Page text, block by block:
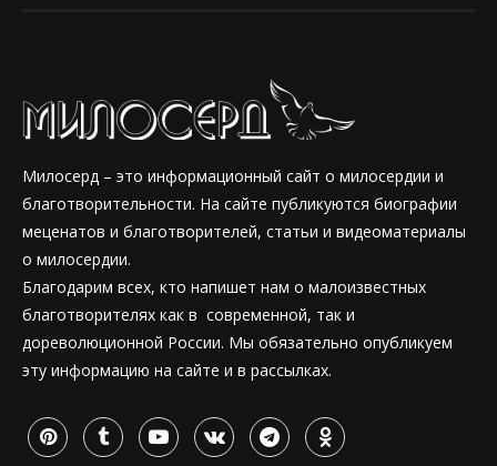
Милосерд – это информационный сайт о милосердии и
благотворительности. На сайте публикуются биографии
меценатов и благотворителей, статьи и видеоматериалы
о милосердии.
Благодарим всех, кто напишет нам о малоизвестных
благотворителях как в современной, так и
дореволюционной России. Мы обязательно опубликуем
эту информацию на сайте и в рассылках.